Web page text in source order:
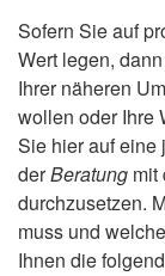
Sofern Sie auf
Wert legen,
Ihrer näheren
wollen oder Ihre
Sie hier auf eine
derBeratung mit
durchzusetzen.
muss und
Ihnen die